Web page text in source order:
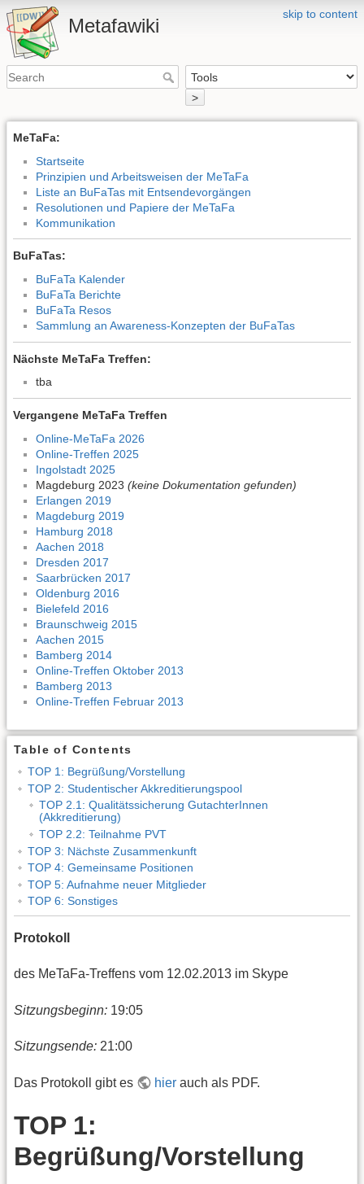
skip to content
Metafawiki
>
MeTaFa:
Startseite
Prinzipien und Arbeitsweisen der MeTaFa
Liste an BuFaTas mit Entsendevorgängen
Resolutionen und Papiere der MeTaFa
Kommunikation
BuFaTas:
BuFaTa Kalender
BuFaTa Berichte
BuFaTa Resos
Sammlung an Awareness-Konzepten der BuFaTas
Nächste MeTaFa Treffen:
tba
Vergangene MeTaFa Treffen
Online-MeTaFa 2026
Online-Treffen 2025
Ingolstadt 2025
Magdeburg 2023 (keine Dokumentation gefunden)
Erlangen 2019
Magdeburg 2019
Hamburg 2018
Aachen 2018
Dresden 2017
Saarbrücken 2017
Oldenburg 2016
Bielefeld 2016
Braunschweig 2015
Aachen 2015
Bamberg 2014
Online-Treffen Oktober 2013
Bamberg 2013
Online-Treffen Februar 2013
Table of Contents
TOP 1: Begrüßung/Vorstellung
TOP 2: Studentischer Akkreditierungspool
TOP 2.1: Qualitätssicherung GutachterInnen
(Akkreditierung)
TOP 2.2: Teilnahme PVT
TOP 3: Nächste Zusammenkunft
TOP 4: Gemeinsame Positionen
TOP 5: Aufnahme neuer Mitglieder
TOP 6: Sonstiges
Protokoll
des MeTaFa-Treffens vom 12.02.2013 im Skype
Sitzungsbeginn: 19:05
Sitzungsende: 21:00
Das Protokoll gibt es hier auch als PDF.
TOP 1:
Begrüßung/Vorstellung